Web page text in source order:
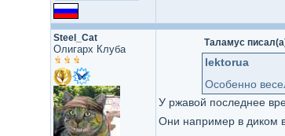
Steel_Cat
Олигарх Клуба
Таламус
lektorua
Особенно
У ржавой последнее
Они например в диком